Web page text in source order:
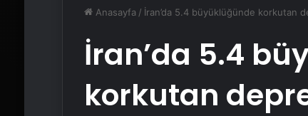
Anasayfa / İran’da 5.4 büyüklüğünde korkutan
İran’da 5.4
korkutan